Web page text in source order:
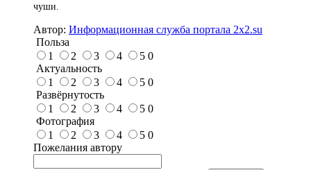
чуши.
Автор: Информационная служба портала 2x2.su
Польза
1
2 3 4 5 0
Актуальность
1
2 3 4 5 0
Развёрнутость
1
2 3 4 5 0
Фотография
1
2 3 4 5 0
Пожелания автору